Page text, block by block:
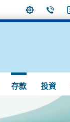
存款 投資